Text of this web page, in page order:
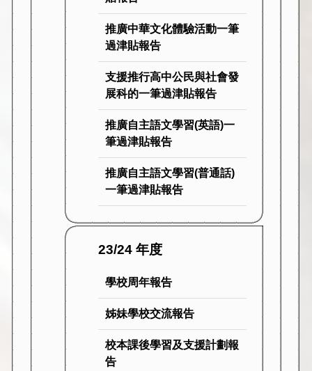
推廣中華文化體驗活動一筆
過津貼報告
支援推行高中公民與社會發
展科的一筆過津貼報告
推廣自主語文學習(英語)一
筆過津貼報告
推廣自主語文學習(普通話)
一筆過津貼報告
23/24 年度
學校周年報告
姊妹學校交流報告
校本課後學習及支援計劃報
告